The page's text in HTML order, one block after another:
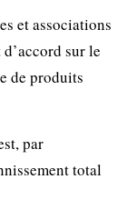
et associations
sur le
de produits
par
total